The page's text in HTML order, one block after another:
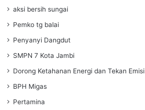
aksi bersih sungai
Pemko tg balai
Penyanyi Dangdut
SMPN 7 Kota Jambi
Dorong Ketahanan Energi dan Tekan Emisi
BPH Migas
Pertamina